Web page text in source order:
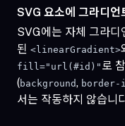
SVG 요소에 그라디언
SVG에는 자체 그라디
된 <linearGradient>
fill="url(#id)" 로
(background, border-
서는 작동하지 않습니